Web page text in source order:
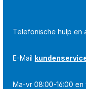
Telefonische hulp en
E-Mail
Ma-vr 08:00-16:00 en